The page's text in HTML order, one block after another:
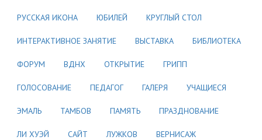
РУССКАЯ ИКОНА ЮБИЛЕЙ КРУГЛЫЙ СТОЛ
ИНТЕРАКТИВНОЕ ЗАНЯТИЕ ВЫСТАВКА БИБЛИОТЕКА
ФОРУМ ВДНХ ОТКРЫТИЕ ГРИПП
ГОЛОСОВАНИЕ ПЕДАГОГ ГАЛЕРЯ УЧАЩИЕСЯ
ЭМАЛЬ ТАМБОВ ПАМЯТЬ ПРАЗДНОВАНИЕ
ЛИ ХУЭЙ САЙТ ЛУЖКОВ ВЕРНИСАЖ